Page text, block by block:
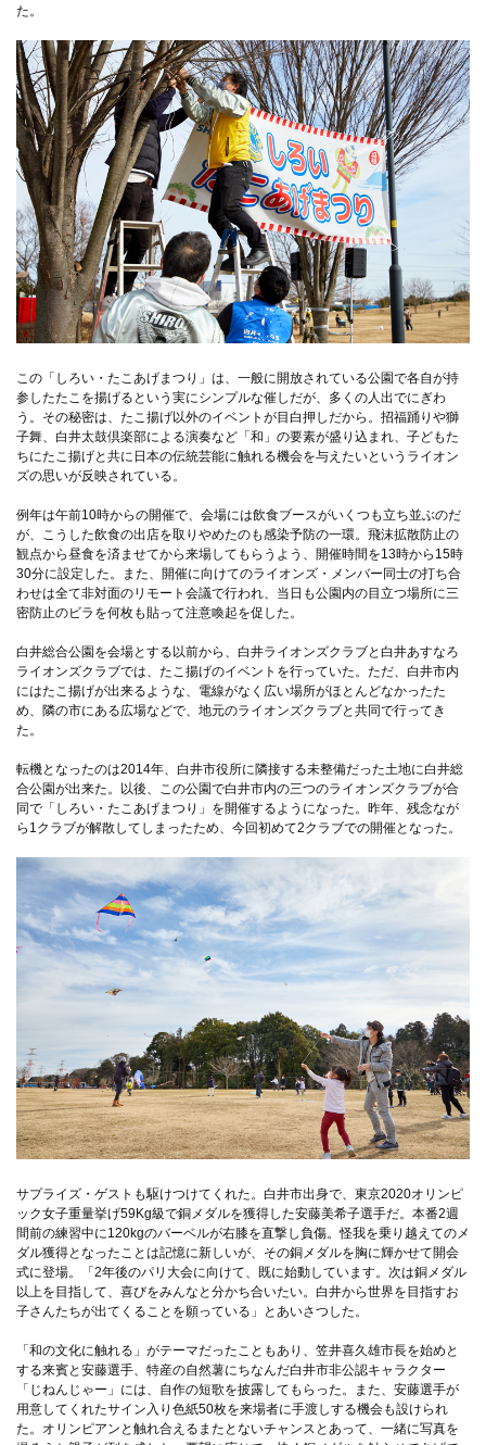
た。
この「しろい・たこあげまつり」は、一般に開放されている公園で各自が持
参したたこを揚げるという実にシンプルな催しだが、多くの人出でにぎわ
う。その秘密は、たこ揚げ以外のイベントが目白押しだから。招福踊りや獅
子舞、白井太鼓倶楽部による演奏など「和」の要素が盛り込まれ、子どもた
ちにたこ揚げと共に日本の伝統芸能に触れる機会を与えたいというライオン
ズの思いが反映されている。
例年は午前10時からの開催で、会場には飲食ブースがいくつも立ち並ぶのだ
が、こうした飲食の出店を取りやめたのも感染予防の一環。飛沫拡散防止の
観点から昼食を済ませてから来場してもらうよう、開催時間を13時から15時
30分に設定した。また、開催に向けてのライオンズ・メンバー同士の打ち合
わせは全て非対面のリモート会議で行われ、当日も公園内の目立つ場所に三
密防止のビラを何枚も貼って注意喚起を促した。
白井総合公園を会場とする以前から、白井ライオンズクラブと白井あすなろ
ライオンズクラブでは、たこ揚げのイベントを行っていた。ただ、白井市内
にはたこ揚げが出来るような、電線がなく広い場所がほとんどなかったた
め、隣の市にある広場などで、地元のライオンズクラブと共同で行ってき
た。
転機となったのは2014年、白井市役所に隣接する未整備だった土地に白井総
合公園が出来た。以後、この公園で白井市内の三つのライオンズクラブが合
同で「しろい・たこあげまつり」を開催するようになった。昨年、残念なが
ら1クラブが解散してしまったため、今回初めて2クラブでの開催となった。
サプライズ・ゲストも駆けつけてくれた。白井市出身で、東京2020オリンピ
ック女子重量挙げ59Kg級で銅メダルを獲得した安藤美希子選手だ。本番2週
間前の練習中に120kgのバーベルが右膝を直撃し負傷。怪我を乗り越えてのメ
ダル獲得となったことは記憶に新しいが、その銅メダルを胸に輝かせて開会
式に登場。「2年後のパリ大会に向けて、既に始動しています。次は銅メダル
以上を目指して、喜びをみんなと分かち合いたい。白井から世界を目指すお
子さんたちが出てくることを願っている」とあいさつした。
「和の文化に触れる」がテーマだったこともあり、笠井喜久雄市長を始めと
する来賓と安藤選手、特産の自然薯にちなんだ白井市非公認キャラクター
「じねんじゃー」には、自作の短歌を披露してもらった。また、安藤選手が
用意してくれたサイン入り色紙50枚を来場者に手渡しする機会も設けられ
た。オリンピアンと触れ合えるまたとないチャンスとあって、一緒に写真を